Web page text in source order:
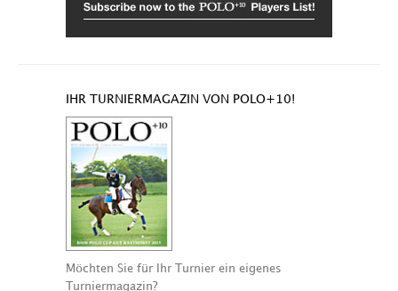
IHR TURNIERMAGAZIN VON POLO+10!
Möchten Sie für Ihr Turnier ein eigenes
Turniermagazin?